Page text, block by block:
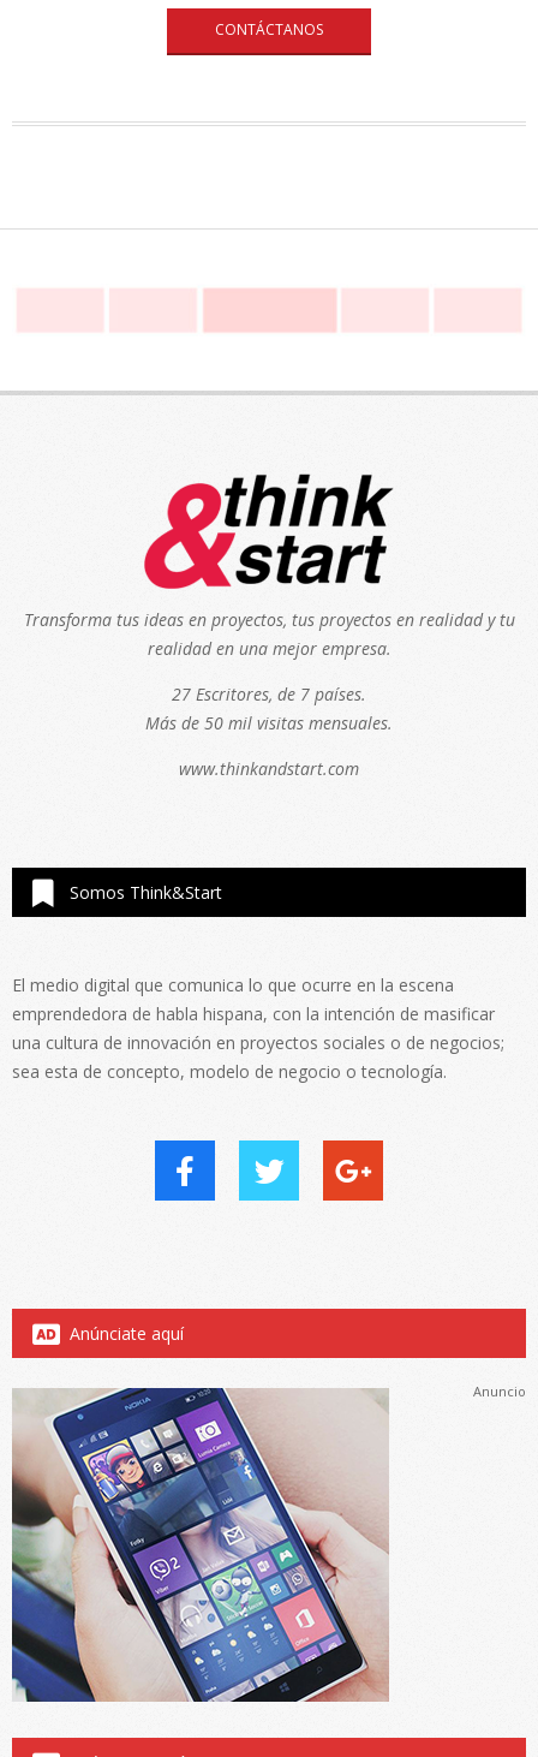
CONTÁCTANOS
Transforma tus ideas en proyectos, tus proyectos en realidad y tu
realidad en una mejor empresa.
27 Escritores, de 7 países.
Más de 50 mil visitas mensuales.
www.thinkandstart.com
Somos Think&Start
El medio digital que comunica lo que ocurre en la escena
emprendedora de habla hispana, con la intención de masificar
una cultura de innovación en proyectos sociales o de negocios;
sea esta de concepto, modelo de negocio o tecnología.
Anúnciate aquí
Anuncio